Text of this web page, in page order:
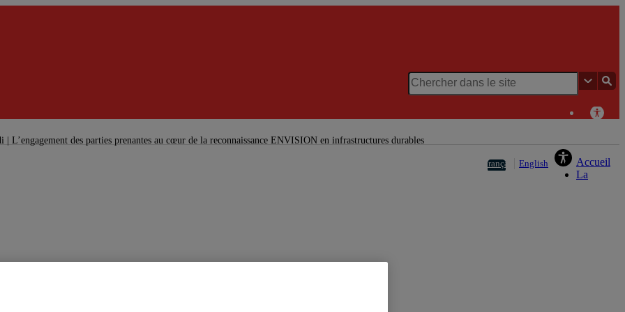
| L’engagement des parties prenantes au cœur de la reconnaissance ENVISION en infrastructures durables
Français English
Accueil
La